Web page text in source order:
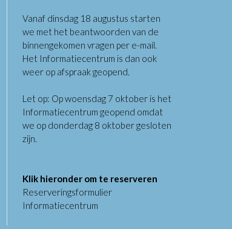
Vanaf dinsdag 18 augustus starten
we met het beantwoorden van de
binnengekomen vragen per e-mail.
Het Informatiecentrum is dan ook
weer op afspraak geopend.
Let op: Op woensdag 7 oktober is het
Informatiecentrum geopend omdat
we op donderdag 8 oktober gesloten
zijn.
Klik hieronder om te reserveren
Reserveringsformulier
Informatiecentrum